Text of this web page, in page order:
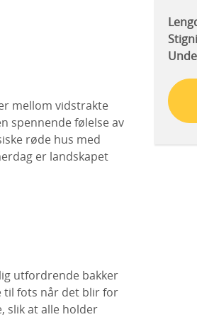
mellom vidstrakte
spennende følelse av
røde hus med
er landskapet
utfordrende bakker
til fots når det blir for
slik at alle holder